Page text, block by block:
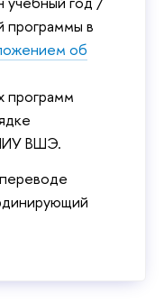
программы в
об
программ
ВШЭ.